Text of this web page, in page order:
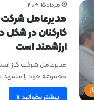
مرداد ۱۵, ۱۴۰۳
مدیرعامل شرکت
کارکنان در
ارزشمند است
مدیرعامل شرکت گاز
مجموعه خود را متعهد
بیشتر بخوانید »